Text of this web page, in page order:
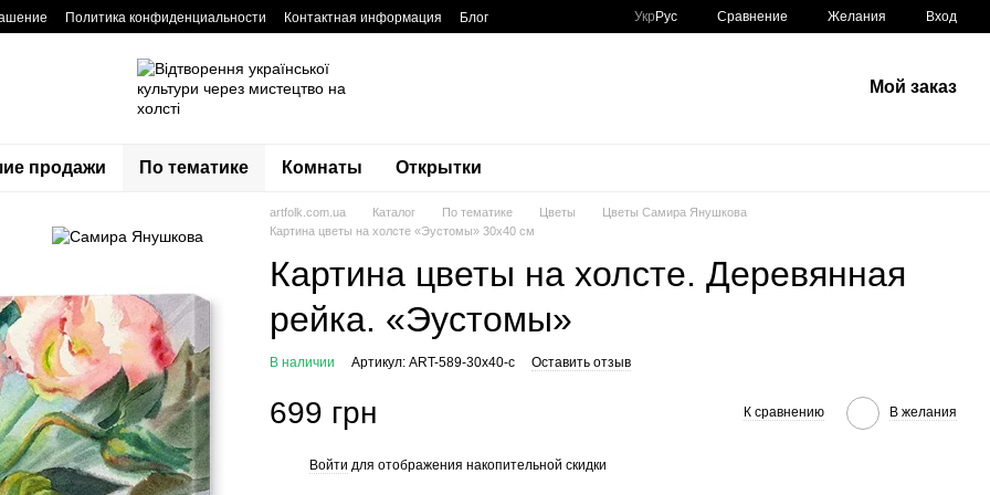
Политика конфиденциальности Контактная информация Блог Укр Рус Сравнение Желания Вход
Мой заказ
продажи По тематике Комнаты Открытки
artfolk.com.ua Каталог По тематике Цветы
Цветы Самира Янушкова
Картина цветы на холсте «Эустомы» 30х40 см
Картина цветы на холсте. Деревянная
рейка. «Эустомы»
В наличии Артикул: ART-589-30x40-c Оставить отзыв
699 грн К сравнению В желания
Войти для отображения накопительной скидки